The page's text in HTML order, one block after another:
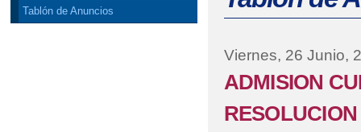
Tablón de Anuncios
Viernes, 26 Junio,
ADMISION